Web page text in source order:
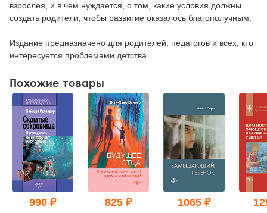
взрослея, и в чем нуждается, о том, какие условия должны
создать родители, чтобы развитие оказалось благополучным.
Издание предназначено для родителей, педагогов и всех, кто
интересуется проблемами детства.
Похожие товары
990 ₽ 825 ₽ 1065 ₽